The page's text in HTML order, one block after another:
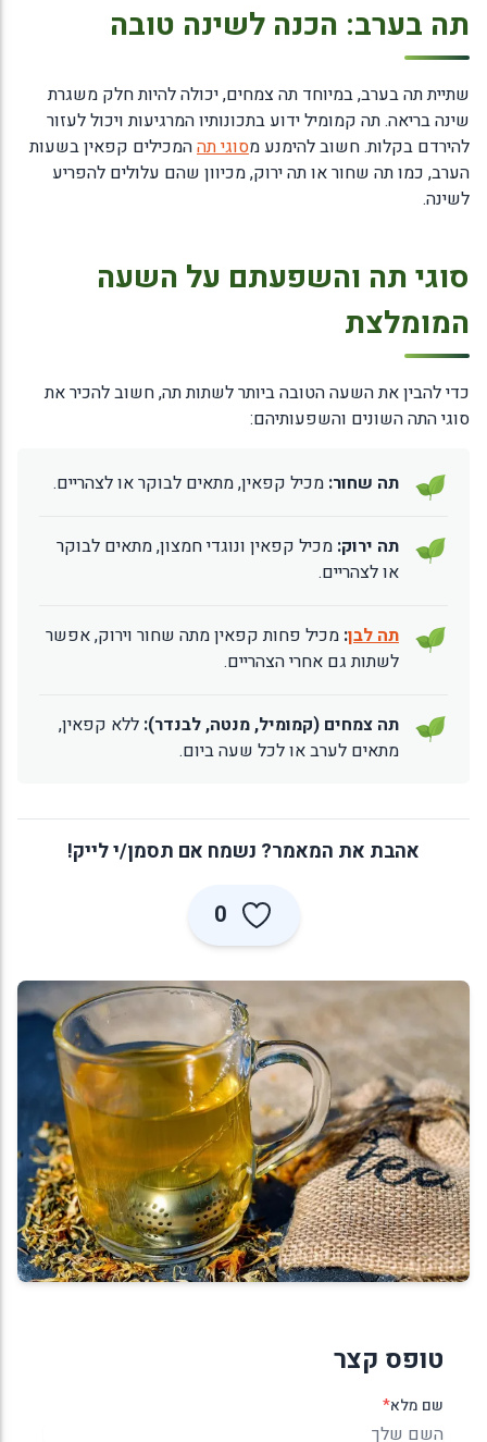
תה בערב: הכנה לשינה טובה
שתיית תה בערב, במיוחד תה צמחים, יכולה להיות חלק משגרת
שינה בריאה. תה קמומיל ידוע בתכונותיו המרגיעות ויכול לעזור
להירדם בקלות. חשוב להימנע מסוגי תההמכילים קפאין בשעות
הערב, כמו תה שחור או תה ירוק, מכיוון שהם עלולים להפריע
לשינה.
סוגי תה והשפעתם על השעה
המומלצת
כדי להבין את השעה הטובה ביותר לשתות תה, חשוב להכיר את
סוגי התה השונים והשפעותיהם:
תה שחור: מכיל קפאין, מתאים לבוקר או לצהריים.
תה ירוק: מכיל קפאין ונוגדי חמצון, מתאים לבוקר
או לצהריים.
תה לבן: מכיל פחות קפאין מתה שחור וירוק, אפשר
לשתות גם אחרי הצהריים.
תה צמחים (קמומיל, מנטה, לבנדר): ללא קפאין,
מתאים לערב או לכל שעה ביום.
אהבת את המאמר? נשמח אם תסמן/י לייק!
0
טופס קצר
שם מלא*